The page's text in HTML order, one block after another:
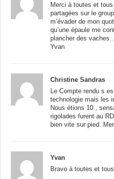
Merci à toutes et
partagées sur le
m’évader de mon
qu’une épaule me
plancher des vaches…
Yvan
Christine Sandras
Le Compte rendu s
technologie mais les
Nous étions 10 ,
rigolades furent au
bien vite sur pied.
Yvan
Bravo à toutes et